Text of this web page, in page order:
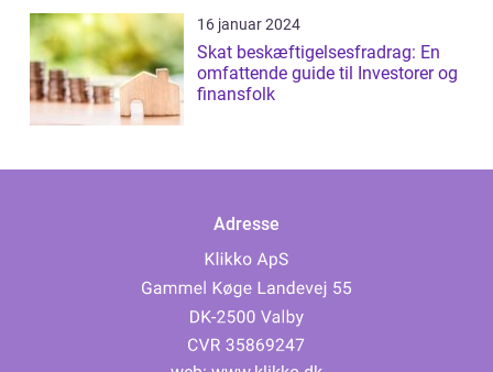
16 januar 2024
Skat beskæftigelsesfradrag: En
omfattende guide til Investorer og
finansfolk
Adresse